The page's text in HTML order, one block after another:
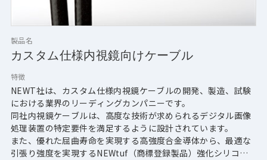
製品名
カスタム仕様内視鏡向けケーブル
特徴
NEWT社は、カスタム仕様内視鏡ケーブルの開発、製造、試験
における業界のリーディングカンパニーです。
同社内視鏡ケーブルは、高度な技術が求められるデジタル画像
処理装置の特定要件を満足するように設計されています。
また、優れた屈曲寿命を実現する高強度合金導体から、最適な
引張り強度を実現するNEWtuf（商標登録製品）強化シリコン